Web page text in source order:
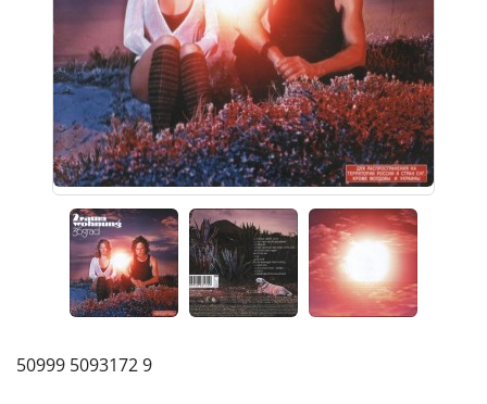
50999 5093172 9